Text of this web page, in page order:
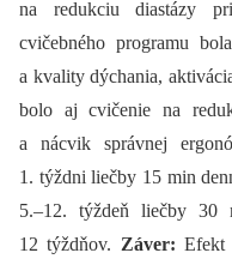
na redukciu diastázy
cvičebného programu
a kvality dýchania,
bolo aj cvičenie na
a nácvik správnej
1. týždni liečby 15 min
5.–12. týždeň liečby
12 týždňov. Záver: Efekt